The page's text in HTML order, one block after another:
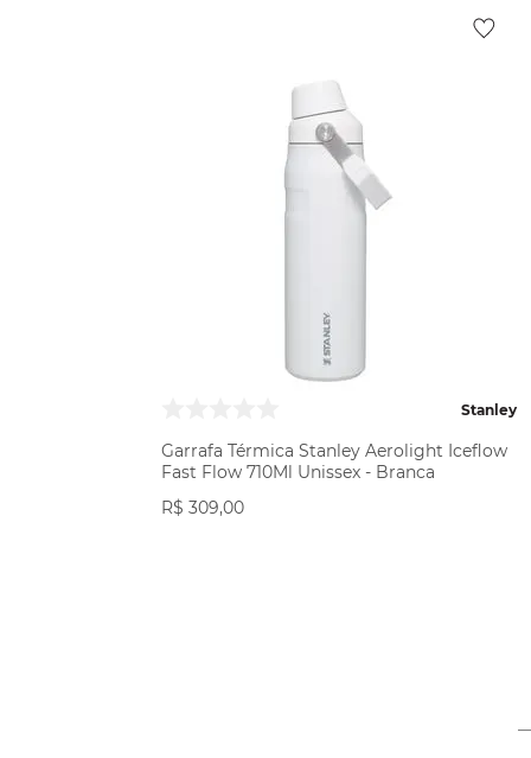
Stanley
Garrafa Térmica Stanley Aerolight Iceflow
Fast Flow 710Ml Unissex - Branca
R$ 309,00